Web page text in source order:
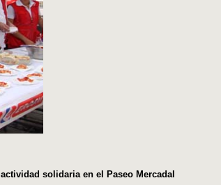
solidaria en el Paseo Mercadal